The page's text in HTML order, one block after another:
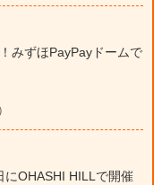
みずほPayPayドームで
OHASHI HILLで開催